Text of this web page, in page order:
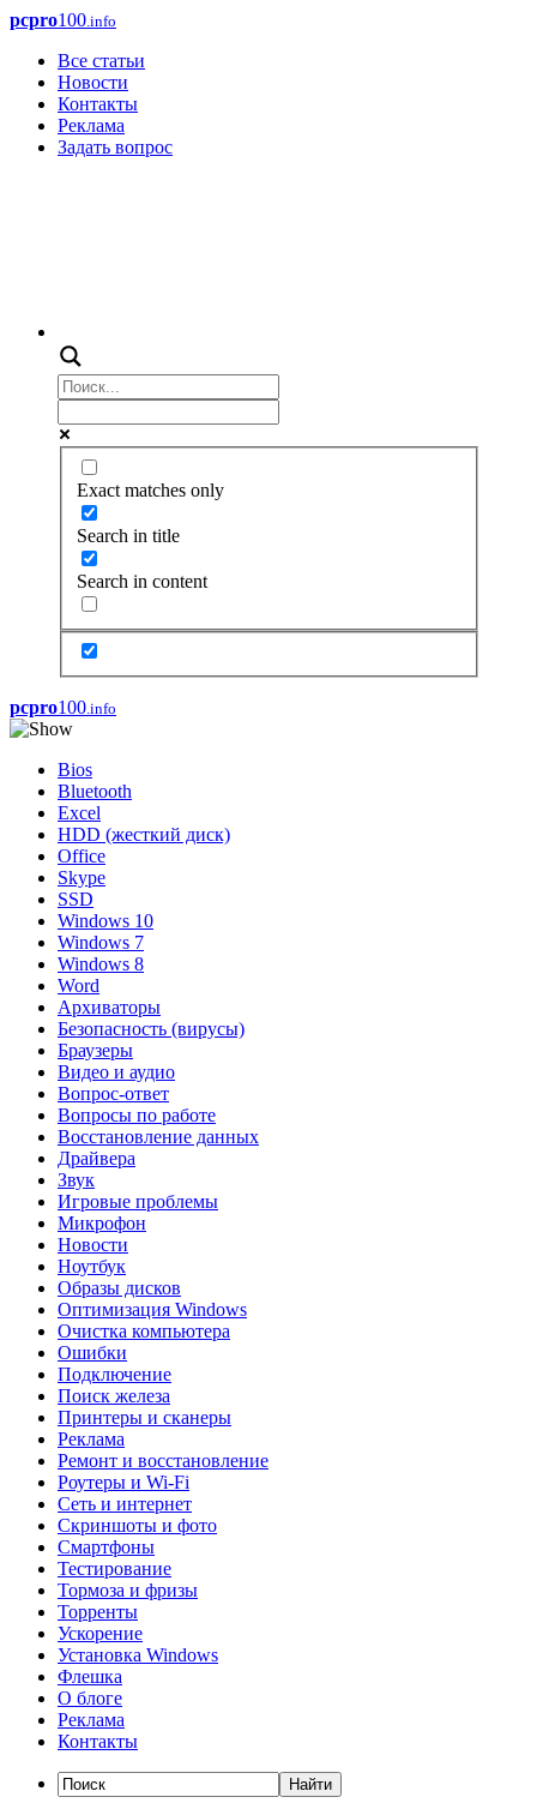
pcpro100.info
Все статьи
Новости
Контакты
Реклама
Задать вопрос
Exact matches only
Search in title
Search in content
pcpro100.info
Bios
Bluetooth
Excel
HDD (жесткий диск)
Office
Skype
SSD
Windows 10
Windows 7
Windows 8
Word
Архиваторы
Безопасность (вирусы)
Браузеры
Видео и аудио
Вопрос-ответ
Вопросы по работе
Восстановление данных
Драйвера
Звук
Игровые проблемы
Микрофон
Новости
Ноутбук
Образы дисков
Оптимизация Windows
Очистка компьютера
Ошибки
Подключение
Поиск железа
Принтеры и сканеры
Реклама
Ремонт и восстановление
Роутеры и Wi-Fi
Сеть и интернет
Скриншоты и фото
Смартфоны
Тестирование
Тормоза и фризы
Торренты
Ускорение
Установка Windows
Флешка
О блоге
Реклама
Контакты